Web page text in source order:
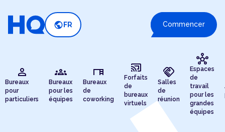
public FR Commencer
person
Bureaux
pour
particuliers
groups
Bureaux
pour les
équipes
desk
Bureaux
de
coworking
cast_connected
Forfaits
de
bureaux
virtuels
handshake
Salles
de
réunion
hub
Espaces
de
travail
pour les
grandes
équipes